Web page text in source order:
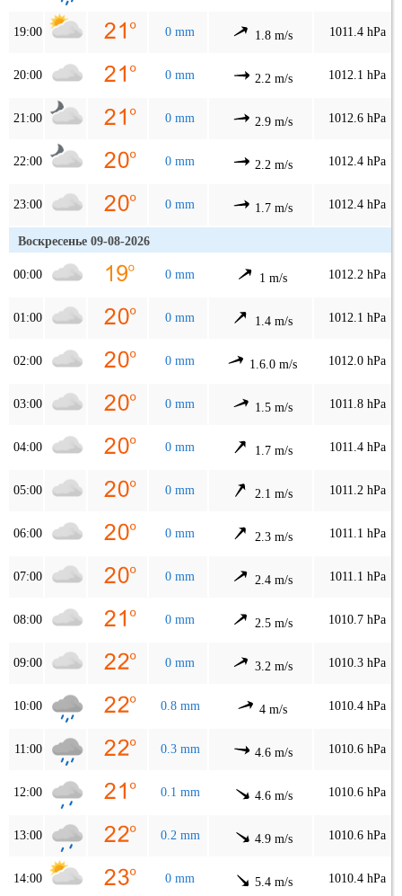
19:00 0 mm 1.8 m/s 1011.4 hPa
20:00 0 mm 2.2 m/s 1012.1 hPa
21:00 0 mm 2.9 m/s 1012.6 hPa
22:00 0 mm 2.2 m/s 1012.4 hPa
23:00 0 mm 1.7 m/s 1012.4 hPa
Воскресенье 09-08-2026
00:00 0 mm 1 m/s 1012.2 hPa
01:00 0 mm 1.4 m/s 1012.1 hPa
02:00 0 mm 1.6.0 m/s 1012.0 hPa
03:00 0 mm 1.5 m/s 1011.8 hPa
04:00 0 mm 1.7 m/s 1011.4 hPa
05:00 0 mm 2.1 m/s 1011.2 hPa
06:00 0 mm 2.3 m/s 1011.1 hPa
07:00 0 mm 2.4 m/s 1011.1 hPa
08:00 0 mm 2.5 m/s 1010.7 hPa
09:00 0 mm 3.2 m/s 1010.3 hPa
10:00 0.8 mm 4 m/s 1010.4 hPa
11:00 0.3 mm 4.6 m/s 1010.6 hPa
12:00 0.1 mm 4.6 m/s 1010.6 hPa
13:00 0.2 mm 4.9 m/s 1010.6 hPa
14:00 0 mm 5.4 m/s 1010.4 hPa